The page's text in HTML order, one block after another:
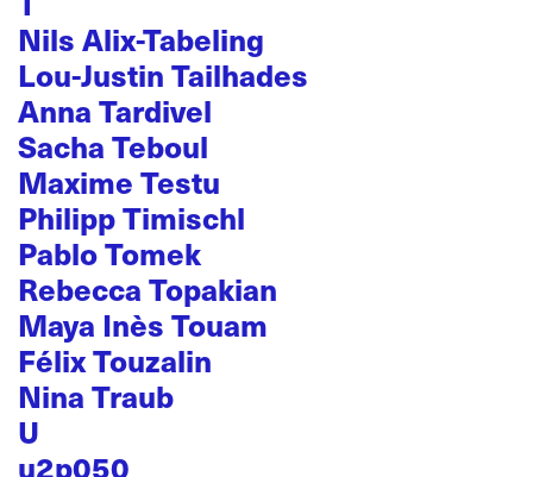
Nils Alix-Tabeling
Lou-Justin Tailhades
Anna Tardivel
Sacha Teboul
Maxime Testu
Philipp Timischl
Pablo Tomek
Rebecca Topakian
Maya Inès Touam
Félix Touzalin
Nina Traub
U
u2p050